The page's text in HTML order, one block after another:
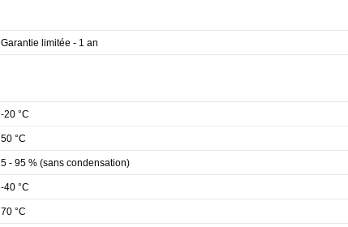
Garantie limitée - 1 an
-20 °C
50 °C
5 - 95 % (sans condensation)
-40 °C
70 °C